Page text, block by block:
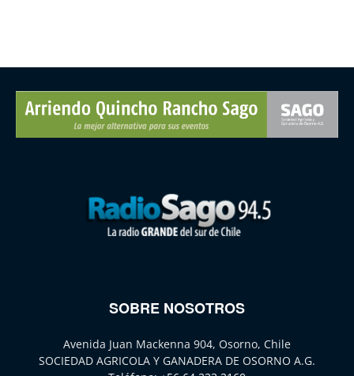
SOBRE NOSOTROS
Avenida Juan Mackenna 904, Osorno, Chile
SOCIEDAD AGRICOLA Y GANADERA DE OSORNO A.G.